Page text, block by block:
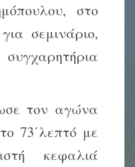
στο
σεμινάριο,
τον αγώνα
73΄λεπτό με
κεφαλιά